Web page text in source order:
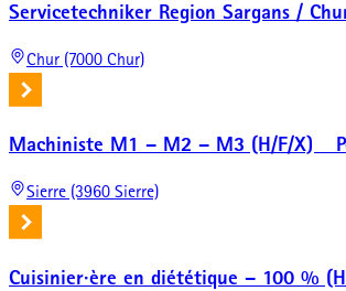
Servicetechniker Region Sargans /
Chur (7000 Chur)
Machiniste M1 – M2 – M3 (H/F/X) _
Sierre (3960 Sierre)
Cuisinier·ère en diététique – 100 %